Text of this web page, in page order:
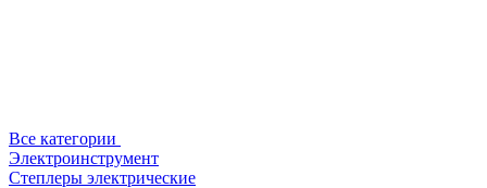
Все категории
Электроинструмент
Степлеры электрические